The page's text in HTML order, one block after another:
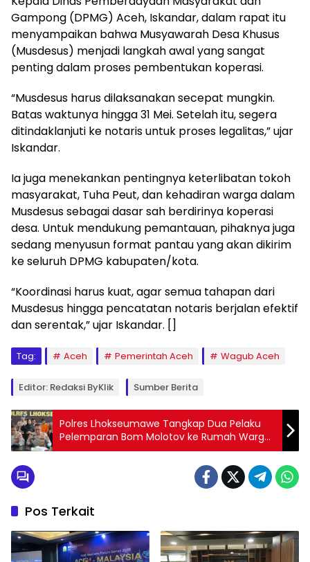
Gampong (DPMG) Aceh, Iskandar, dalam rapat itu
menyampaikan bahwa Musyawarah Desa Khusus
(Musdesus) menjadi langkah awal yang sangat
penting dalam proses pembentukan koperasi.
“Musdesus harus dilaksanakan secepat mungkin.
Batas waktunya hingga 31 Mei. Setelah itu, segera
ditindaklanjuti ke notaris untuk proses legalitas,” ujar
Iskandar.
Ia juga menekankan pentingnya keterlibatan tokoh
masyarakat, Tuha Peut, dan kehadiran warga dalam
Musdesus sebagai dasar sah berdirinya koperasi
desa. Untuk mendukung pemantauan, pihaknya juga
sedang menyusun format pantau yang akan dikirim
ke seluruh DPMG kabupaten/kota.
“Koordinasi harus kuat, agar semua tahapan dari
Musdesus hingga pencatatan notaris berjalan efektif
dan serentak,” ujar Iskandar. []
Tag: Aceh Pemerintah Aceh Wagub Aceh
Editor: Redaksi ByKlik Sumber Berita
Polres Lhokseumawe Tangkap Dua Pelaku
Pelemparan Bom Molotov ke Rumah Warga
di Banda Masen
Pos Terkait